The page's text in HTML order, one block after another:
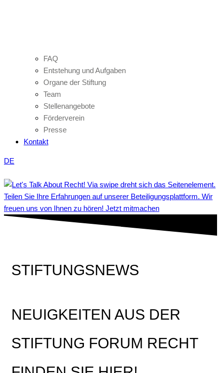
FAQ
Entstehung und Aufgaben
Organe der Stiftung
Team
Stellenangebote
Förderverein
Presse
Kontakt
DE
Teilen Sie Ihre Erfahrungen auf unserer Beteiligungsplattform. Wir
freuen uns von Ihnen zu hören! Jetzt mitmachen
STIFTUNGSNEWS
NEUIGKEITEN AUS DER
STIFTUNG FORUM RECHT